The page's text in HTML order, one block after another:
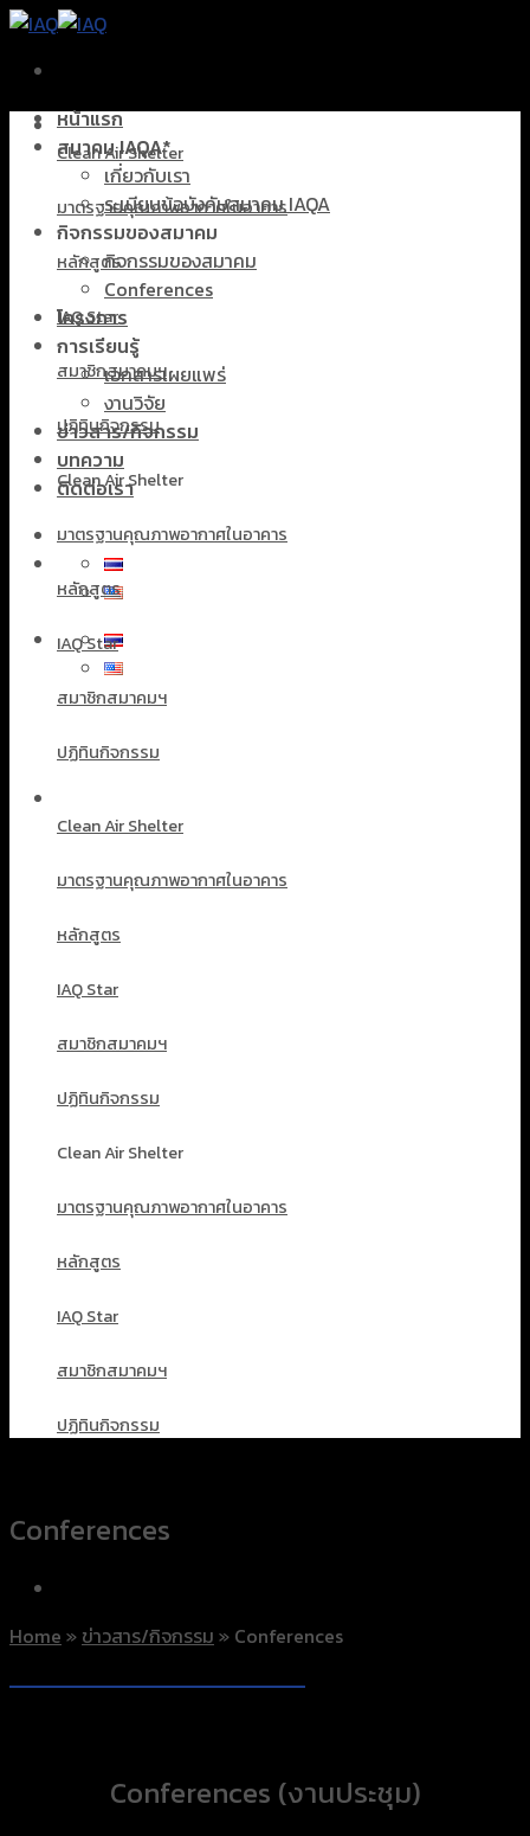
Skip
content
หน้าแรก
สมาคม IAQA*
เกี่ยวกับเรา
ระเบียบข้อบังคับสมาคม IAQA
กิจกรรมของสมาคม
กิจกรรมของสมาคม
Conferences
โครงการ
การเรียนรู้
เอกสารเผยแพร่
งานวิจัย
ข่าวสาร/กิจกรรม
บทความ
ติดต่อเรา
Clean Air Shelter
มาตรฐานคุณภาพอากาศในอาคาร
หลักสูตร
IAQ Star
สมาชิกสมาคมฯ
ปฏิทินกิจกรรม
Clean Air Shelter
มาตรฐานคุณภาพอากาศในอาคาร
หลักสูตร
IAQ Star
สมาชิกสมาคมฯ
ปฏิทินกิจกรรม
Clean Air Shelter
มาตรฐานคุณภาพอากาศในอาคาร
หลักสูตร
IAQ Star
สมาชิกสมาคมฯ
ปฏิทินกิจกรรม
Clean Air Shelter
มาตรฐานคุณภาพอากาศในอาคาร
หลักสูตร
IAQ Star
สมาชิกสมาคมฯ
ปฏิทินกิจกรรม
Conferences
Home » ข่าวสาร/กิจกรรม » Conferences
Conferences (งานประชุม)